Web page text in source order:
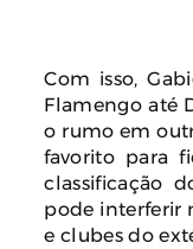
Com isso,
Flamengo até
o rumo em
favorito para
classificação
pode interferir
e clubes do